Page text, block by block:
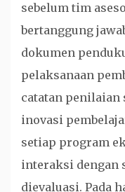
sebelum tim
bertanggung
dokumen
pelaksanaan
catatan
inovasi
setiap program
interaksi dengan
dievaluasi. Pada